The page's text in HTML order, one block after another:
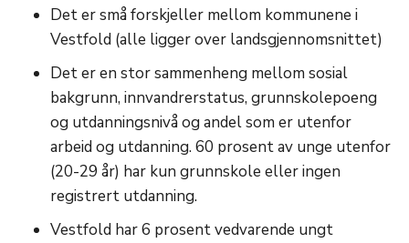
Det er små forskjeller mellom kommunene i
Vestfold (alle ligger over landsgjennomsnittet)
Det er en stor sammenheng mellom sosial
bakgrunn, innvandrerstatus, grunnskolepoeng
og utdanningsnivå og andel som er utenfor
arbeid og utdanning. 60 prosent av unge utenfor
(20-29 år) har kun grunnskole eller ingen
registrert utdanning.
Vestfold har 6 prosent vedvarende ungt